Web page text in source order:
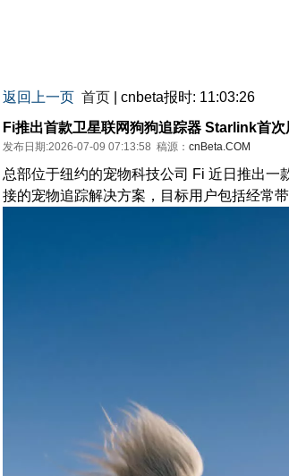
返回上一页 首页 | cnbeta报时: 11:03:26
Fi推出首款卫星联网狗狗追踪器 Starlink首
发布日期:2026-07-09 07:13:58 稿源： cnBeta.COM
总部位于纽约的宠物科技公司 Fi 近日推出
接的宠物追踪解决方案，目标用户包括经常